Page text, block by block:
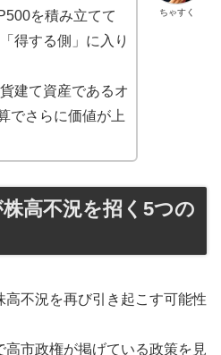
ちゃすく
を積み立てて
得する側」に入り
建て資産であるオ
でさらに価値が上
高不況を招く5つの
不況を再び引き起こす可能性
高市政権が掲げている政策を見